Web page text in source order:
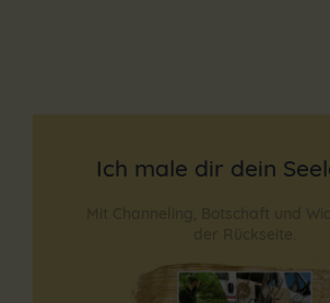
Ich male dir dein